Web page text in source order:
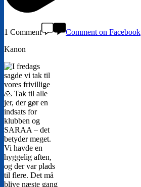
1 Comment
Comment on Facebook
Kanon